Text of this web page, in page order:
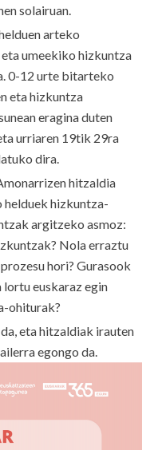
solairuan.
arteko
umeekiko hizkuntza
0-12 urte bitarteko
eta hizkuntza
eragina duten
urriaren 19tik 29ra
dira.
hitzaldia
helduek hizkuntza-
argitzeko asmoz:
Nola erraztu
hori? Gurasook
lortu euskaraz egin
ohiturak?
eta hitzaldiak irauten
egongo da.